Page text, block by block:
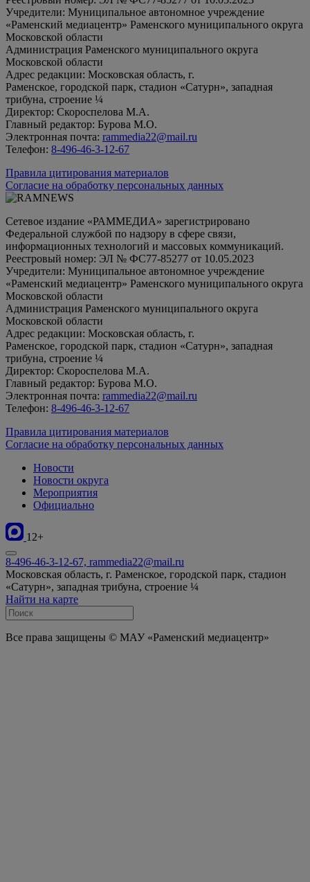
Учредители: Муниципальное автономное учреждение
«Раменский медиацентр» Раменского муниципального округа
Московской области
Администрация Раменского муниципального округа
Московской области
Адрес редакции: Московская область, г.
Раменское, городской парк, стадион «Сатурн», западная
трибуна, строение ¼
Директор: Скороспелова М.А.
Главный редактор: Бурова М.О.
Электронная почта: rammedia22@mail.ru
Телефон: 8-496-46-3-12-67
Правила цитирования материалов
Согласие на обработку персональных данных
Сетевое издание «РАММЕДИА» зарегистрировано
Федеральной службой по надзору в сфере связи,
информационных технологий и массовых коммуникаций.
Реестровый номер: ЭЛ № ФС77-85277 от 10.05.2023
Учредители: Муниципальное автономное учреждение
«Раменский медиацентр» Раменского муниципального округа
Московской области
Администрация Раменского муниципального округа
Московской области
Адрес редакции: Московская область, г.
Раменское, городской парк, стадион «Сатурн», западная
трибуна, строение ¼
Директор: Скороспелова М.А.
Главный редактор: Бурова М.О.
Электронная почта: rammedia22@mail.ru
Телефон: 8-496-46-3-12-67
Правила цитирования материалов
Согласие на обработку персональных данных
Новости
Новости округа
Мероприятия
Официально
12+
8-496-46-3-12-67, rammedia22@mail.ru
Московская область, г. Раменское, городской парк, стадион
«Сатурн», западная трибуна, строение ¼
Найти на карте
Все права защищены © МАУ «Раменский медиацентр»